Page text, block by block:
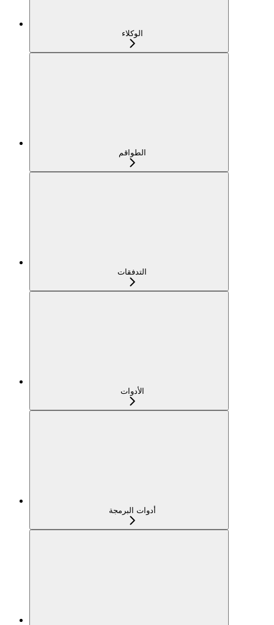
الوكلاء
الطواقم
التدفقات
الأدوات
أدوات البرمجة